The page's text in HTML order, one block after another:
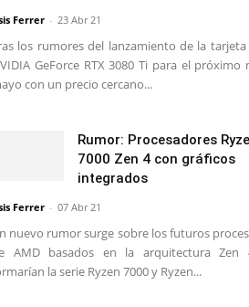
Ferrer - 23 Abr 21
los rumores del lanzamiento de la tarjeta
GeForce RTX 3080 Ti para el próximo
con un precio cercano...
Rumor: Procesadores
7000 Zen 4 con gráficos
integrados
Ferrer - 07 Abr 21
nuevo rumor surge sobre los futuros
AMD basados en la arquitectura Zen
la serie Ryzen 7000 y Ryzen...